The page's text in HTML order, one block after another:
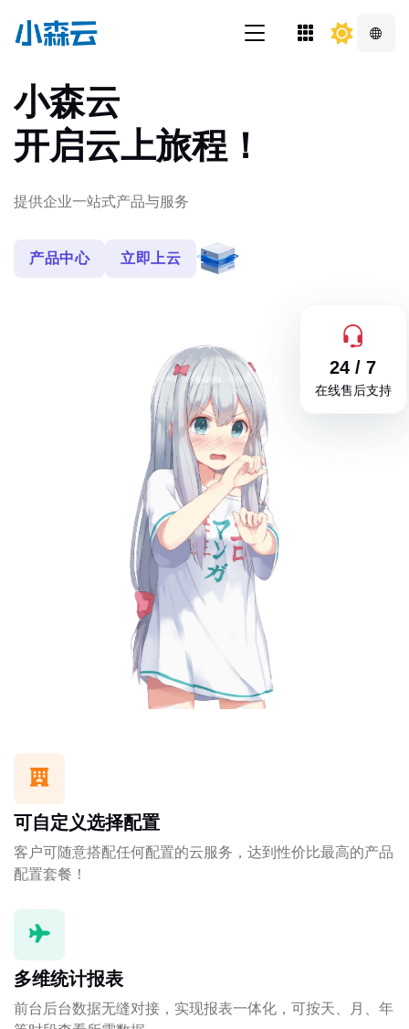
小森云
开启云上旅程！
提供企业一站式产品与服务
产品中心 立即上云
24 / 7
在线售后支持
可自定义选择配置
客户可随意搭配任何配置的云服务，达到性价比最高的产品
配置套餐！
多维统计报表
前台后台数据无缝对接，实现报表一体化，可按天、月、年